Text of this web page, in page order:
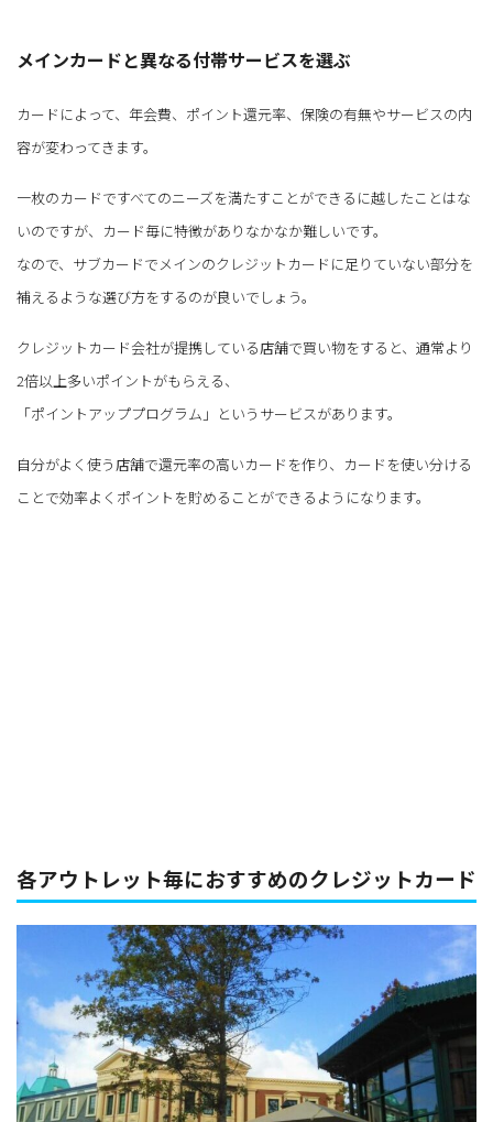
メインカードと異なる付帯サービスを選ぶ
カードによって、年会費、ポイント還元率、保険の有無やサービスの内
容が変わってきます。
一枚のカードですべてのニーズを満たすことができるに越したことはな
いのですが、カード毎に特徴がありなかなか難しいです。
なので、サブカードでメインのクレジットカードに足りていない部分を
補えるような選び方をするのが良いでしょう。
クレジットカード会社が提携している店舗で買い物をすると、通常より
2倍以上多いポイントがもらえる、
「ポイントアッププログラム」というサービスがあります。
自分がよく使う店舗で還元率の高いカードを作り、カードを使い分ける
ことで効率よくポイントを貯めることができるようになります。
各アウトレット毎におすすめのクレジットカード